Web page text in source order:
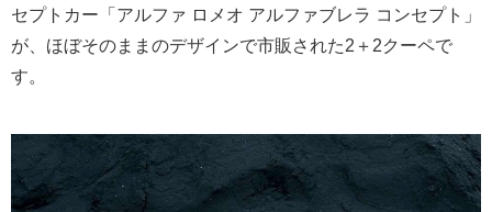
セプトカー「アルファ ロメオ アルファブレラ コンセプト」
が、ほぼそのままのデザインで市販された2＋2クーペで
す。